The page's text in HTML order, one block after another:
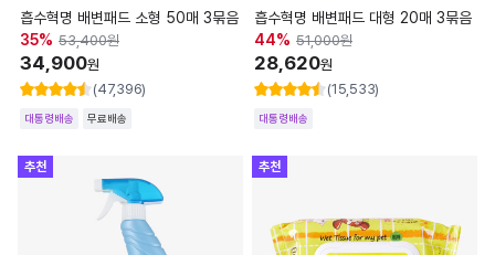
흡수혁명 배변패드 소형 50매 3묶음
35% 53,400원
34,900원
(47,396)
대통령배송 무료배송
흡수혁명 배변패드 대형 20매 3묶음
44% 51,000원
28,620원
(15,533)
대통령배송
추천 추천